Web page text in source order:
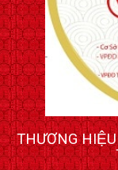
THƯƠNG